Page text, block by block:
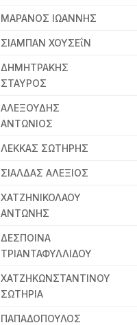
ΜΑΡΑΝΟΣ ΙΩΑΝΝΗΣ
ΣΙΑΜΠΑΝ ΧΟΥΣΕΐΝ
ΔΗΜΗΤΡΑΚΗΣ
ΣΤΑΥΡΟΣ
ΑΛΕΞΟΥΔΗΣ
ΑΝΤΩΝΙΟΣ
ΛΕΚΚΑΣ ΣΩΤΗΡΗΣ
ΣΙΑΛΔΑΣ ΑΛΕΞΙΟΣ
ΧΑΤΖΗΝΙΚΟΛΑΟΥ
ΑΝΤΩΝΗΣ
ΔΕΣΠΟΙΝΑ
ΤΡΙΑΝΤΑΦΥΛΛΙΔΟΥ
ΧΑΤΖΗΚΩΝΣΤΑΝΤΙΝΟΥ
ΣΩΤΗΡΙΑ
ΠΑΠΑΔΟΠΟΥΛΟΣ